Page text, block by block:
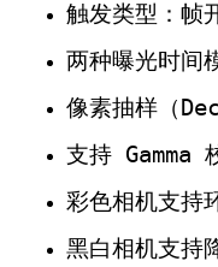
触发类型：
两种曝光时间
像素抽样（
支持 Gamma
彩色相机支持
黑白相机支持